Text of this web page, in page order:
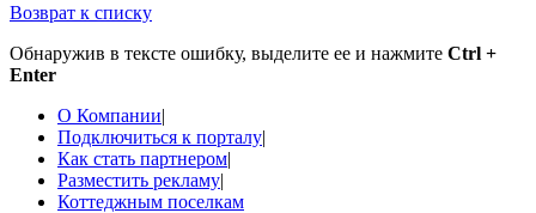
Возврат к списку
Обнаружив в тексте ошибку, выделите ее и нажмите Ctrl +
Enter
О Компании|
Подключиться к порталу|
Как стать партнером|
Разместить рекламу|
Коттеджным поселкам